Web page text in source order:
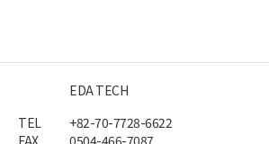
EDA TECH
TEL
+82-70-7728-6622
FAX
0504-466-7087